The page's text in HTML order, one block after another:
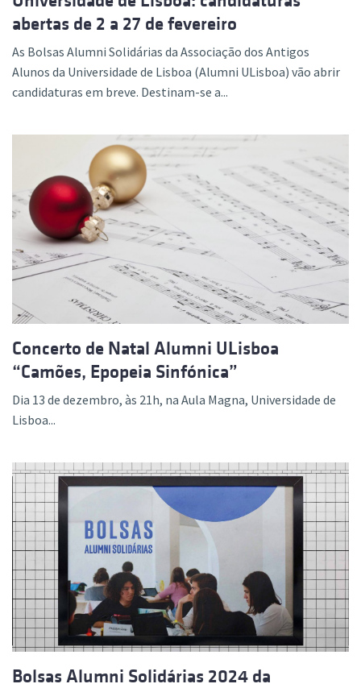
abertas de 2 a 27 de fevereiro
As Bolsas Alumni Solidárias da Associação dos Antigos
Alunos da Universidade de Lisboa (Alumni ULisboa) vão abrir
candidaturas em breve. Destinam-se a...
Concerto de Natal Alumni ULisboa
“Camões, Epopeia Sinfónica”
Dia 13 de dezembro, às 21h, na Aula Magna, Universidade de
Lisboa...
Bolsas Alumni Solidárias 2024 da